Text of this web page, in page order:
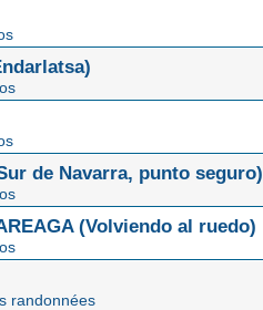
de Navarra, punto seguro)
(Volviendo al ruedo)
randonnées